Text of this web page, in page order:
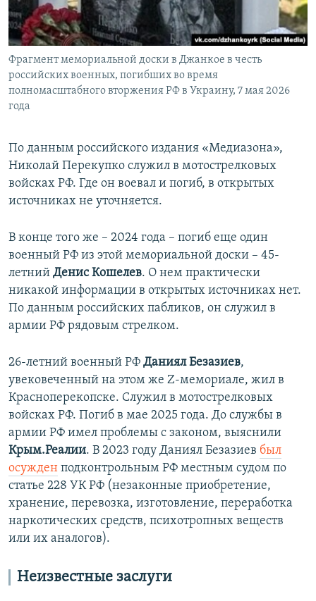
Фрагмент мемориальной доски в Джанкое в честь
российских военных, погибших во время
полномасштабного вторжения РФ в Украину, 7 мая 2026
года
По данным российского издания «Медиазона»,
Николай Перекупко служил в мотострелковых
войсках РФ. Где он воевал и погиб, в открытых
источниках не уточняется.
В конце того же – 2024 года – погиб еще один
военный РФ из этой мемориальной доски – 45-
летний Денис Кошелев. О нем практически
никакой информации в открытых источниках нет.
По данным российских пабликов, он служил в
армии РФ рядовым стрелком.
26-летний военный РФ Даниял Безазиев,
увековеченный на этом же Z-мемориале, жил в
Красноперекопске. Служил в мотострелковых
войсках РФ. Погиб в мае 2025 года. До службы в
армии РФ имел проблемы с законом, выяснили
Крым.Реалии. В 2023 году Даниял Безазиев был
осужден подконтрольным РФ местным судом по
статье 228 УК РФ (незаконные приобретение,
хранение, перевозка, изготовление, переработка
наркотических средств, психотропных веществ
или их аналогов).
Неизвестные заслуги